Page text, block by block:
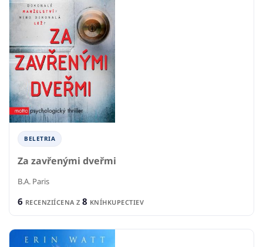
BELETRIA
Za zavřenými dveřmi
B.A. Paris
6 RECENZIÍCENA Z 8 KNÍHKUPECTIEV